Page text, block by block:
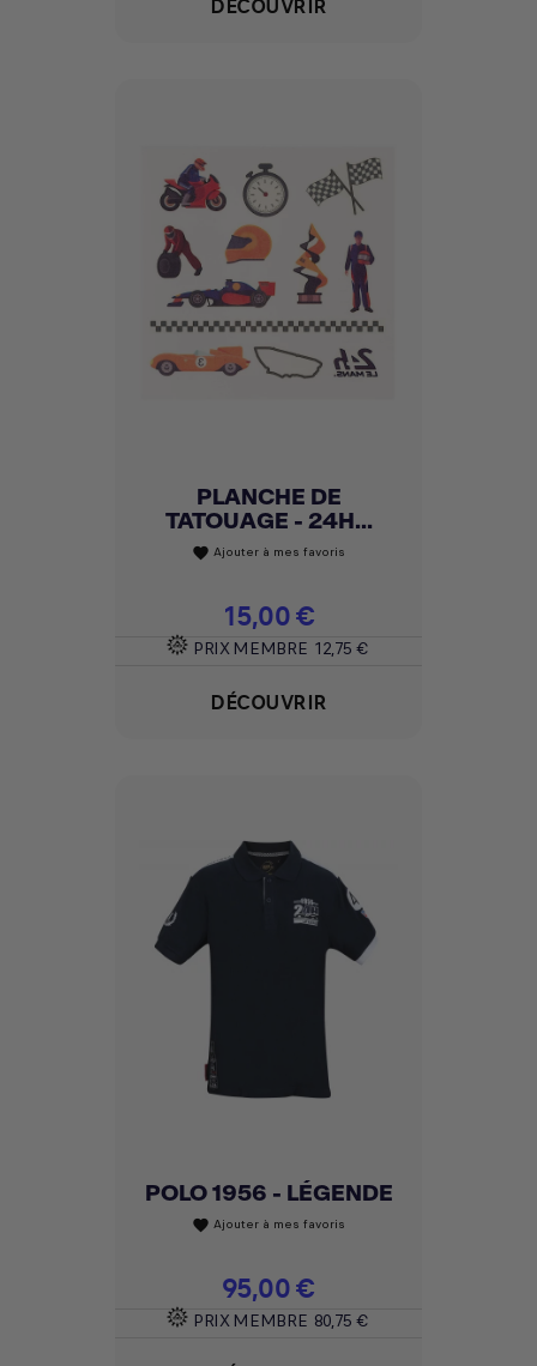
PLANCHE DE
TATOUAGE - 24H...
favorite Ajouter à mes favoris
Prix
15,00 €
PRIX MEMBRE 12,75 €
DÉCOUVRIR
POLO 1956 - LÉGENDE
favorite Ajouter à mes favoris
Prix
95,00 €
PRIX MEMBRE 80,75 €